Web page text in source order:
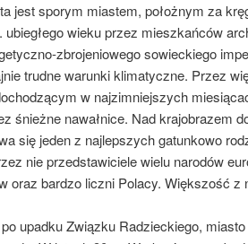
jest sporym miastem, położnym za
ubiegłego wieku przez mieszkańców
zbrojeniowego sowieckiego
trudne warunki klimatyczne. Przez
w najzimniejszych
śnieżne nawałnice. Nad krajobrazem
się jeden z najlepszych gatunkowo
nie przedstawiciele wielu narodów
oraz bardzo liczni Polacy. Większość z
Związku Radzieckiego, miasto